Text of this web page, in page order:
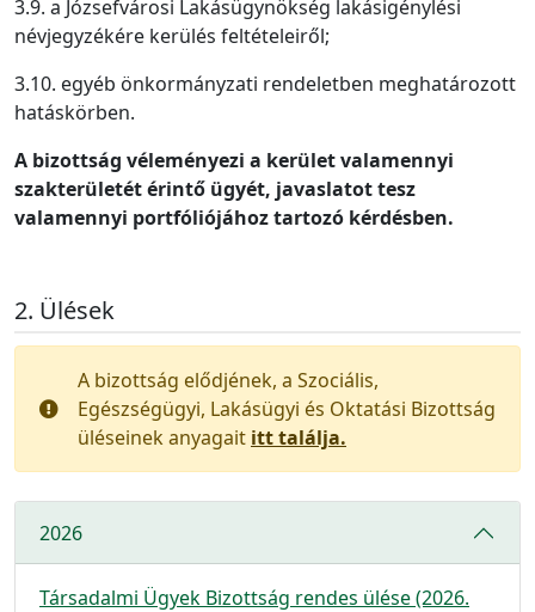
3.9. a Józsefvárosi Lakásügynökség lakásigénylési
névjegyzékére kerülés feltételeiről;
3.10. egyéb önkormányzati rendeletben meghatározott
hatáskörben.
A bizottság véleményezi a kerület valamennyi
szakterületét érintő ügyét, javaslatot tesz
valamennyi portfóliójához tartozó kérdésben.
Ülések
A bizottság elődjének, a Szociális,
Egészségügyi, Lakásügyi és Oktatási Bizottság
üléseinek anyagait itt találja.
2026
Társadalmi Ügyek Bizottság rendes ülése (2026.